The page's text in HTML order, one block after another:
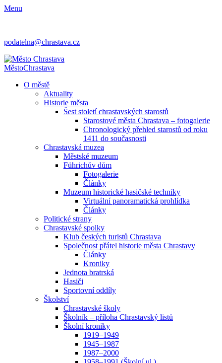
Menu
podatelna@chrastava.cz
MěstoChrastava
O městě
Aktuality
Historie města
Šest století chrastavských starostů
Starostové města Chrastava – fotogalerie
Chronologický přehled starostů od roku
1411 do současnosti
Chrastavská muzea
Městské muzeum
Führichův dům
Fotogalerie
Články
Muzeum historické hasičské techniky
Virtuální panoramatická prohlídka
Články
Politické strany
Chrastavské spolky
Klub českých turistů Chrastava
Společnost přátel historie města Chrastavy
Články
Kroniky
Jednota bratrská
Hasiči
Sportovní oddíly
Školství
Chrastavské školy
Školník – příloha Chrastavský listů
Školní kroniky
1919–1949
1945–1987
1987–2000